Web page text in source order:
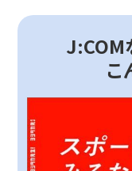
J:COM
こ